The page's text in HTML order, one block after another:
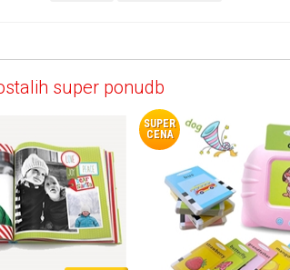
super ponudb
SUPER
CENA